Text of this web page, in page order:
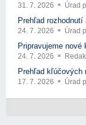
31. 7. 2026 Úrad
Prehľad
24. 7. 2026 Úrad
Pripravujeme nové
24. 7. 2026
Prehľad kľúčových
17. 7. 2026 Úrad